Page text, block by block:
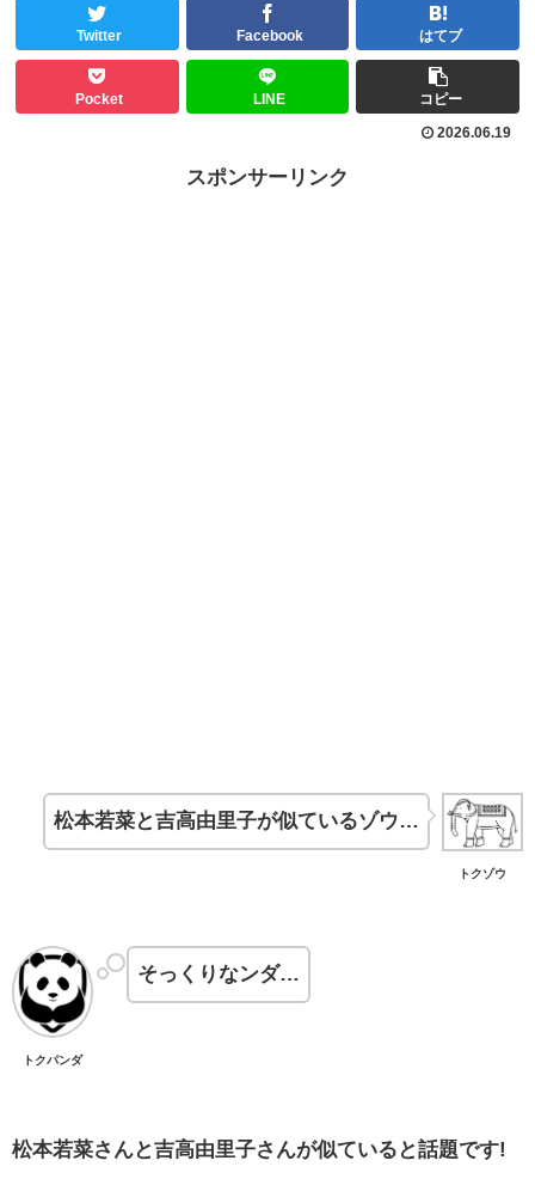
Twitter Facebook はてブ
Pocket LINE
コピー
2026.06.19
スポンサーリンク
トクゾウ
松本若菜と吉高由里子が似ているゾウ…
トクパンダ
そっくりなンダ…
松本若菜さんと吉高由里子さんが似ていると話題です!